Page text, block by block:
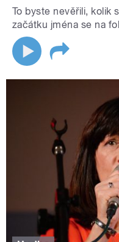
To byste nevěřili, kolik
začátku jména se na